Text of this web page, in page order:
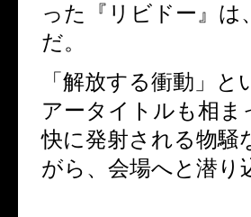
った『リビドー』は
だ。
「解放する衝動」
アータイトルも相ま
快に発射される物騒
がら、会場へと潜り